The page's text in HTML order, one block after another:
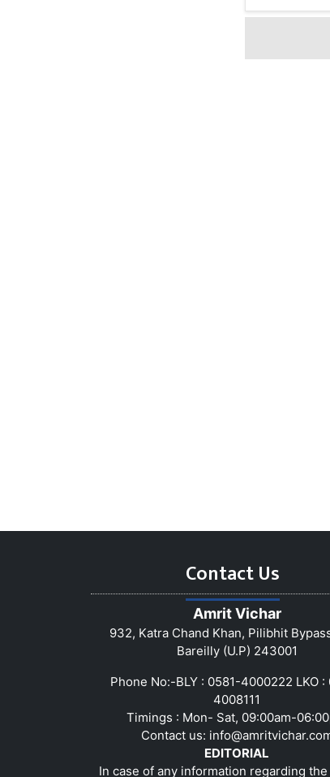
Contact Us
Amrit Vichar
932, Katra Chand Khan, Pilibhit
Bareilly (U.P) 243001
Phone No:-BLY : 0581-4000222 LKO :
4008111
Timings : Mon- Sat, 09:00am-
Contact us:
EDITORIAL
In case of any information regarding